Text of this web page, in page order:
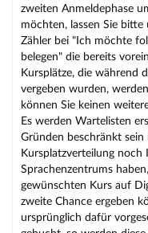
zweiten Anmeldephase
möchten, lassen Sie
Zähler bei "Ich möchte
belegen" die bereits
Kursplätze, die während
vergeben wurden,
können Sie keinen
Es werden Wartelisten
Gründen beschränkt sein
Kursplatzverteilung noch
Sprachenzentrums
gewünschten Kurs auf
zweite Chance ergeben
ursprünglich dafür